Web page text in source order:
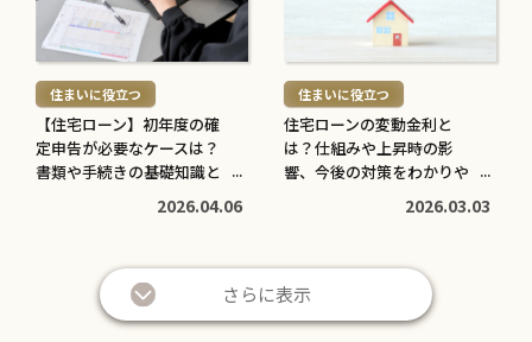
読
む
> 住まいに役立つ
【住宅ローン】初年度の確
定申告が必要なケースは？
書類や手続きの基礎知識と
2026.04.06
む
> 住まいに役立つ
住宅ローンの変動金利と
は？仕組みや上昇時の影
響、今後の対策をわかりや
2026.03.03
さらに表示